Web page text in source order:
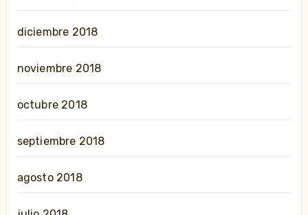
diciembre 2018
noviembre 2018
octubre 2018
septiembre 2018
agosto 2018